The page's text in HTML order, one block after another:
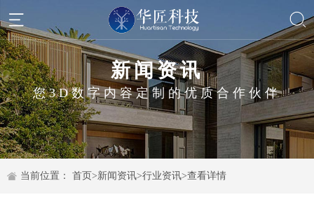
新闻资讯
您3D数字内容定制的优质合作伙伴
当前位置： 首页>新闻资讯>行业资讯>查看详情